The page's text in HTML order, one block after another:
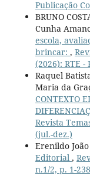
Publicação
BRUNO
Cunha
escola,
brincar: ,
(2026): RTE -
Raquel
Maria da
CONTEXTO
Revista
(jul.-dez.)
Erenildo
Editorial ,
n.1/2, p. 1-